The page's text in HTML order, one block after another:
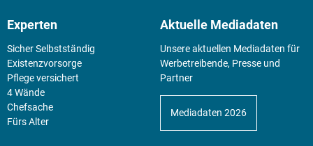
Experten
Sicher Selbstständig
Existenz­vorsorge
Pflege versichert
4 Wände
Chefsache
Fürs Alter
Aktuelle Mediadaten
Unsere aktuellen Mediadaten für
Werbetreibende, Presse und
Partner
Mediadaten 2026